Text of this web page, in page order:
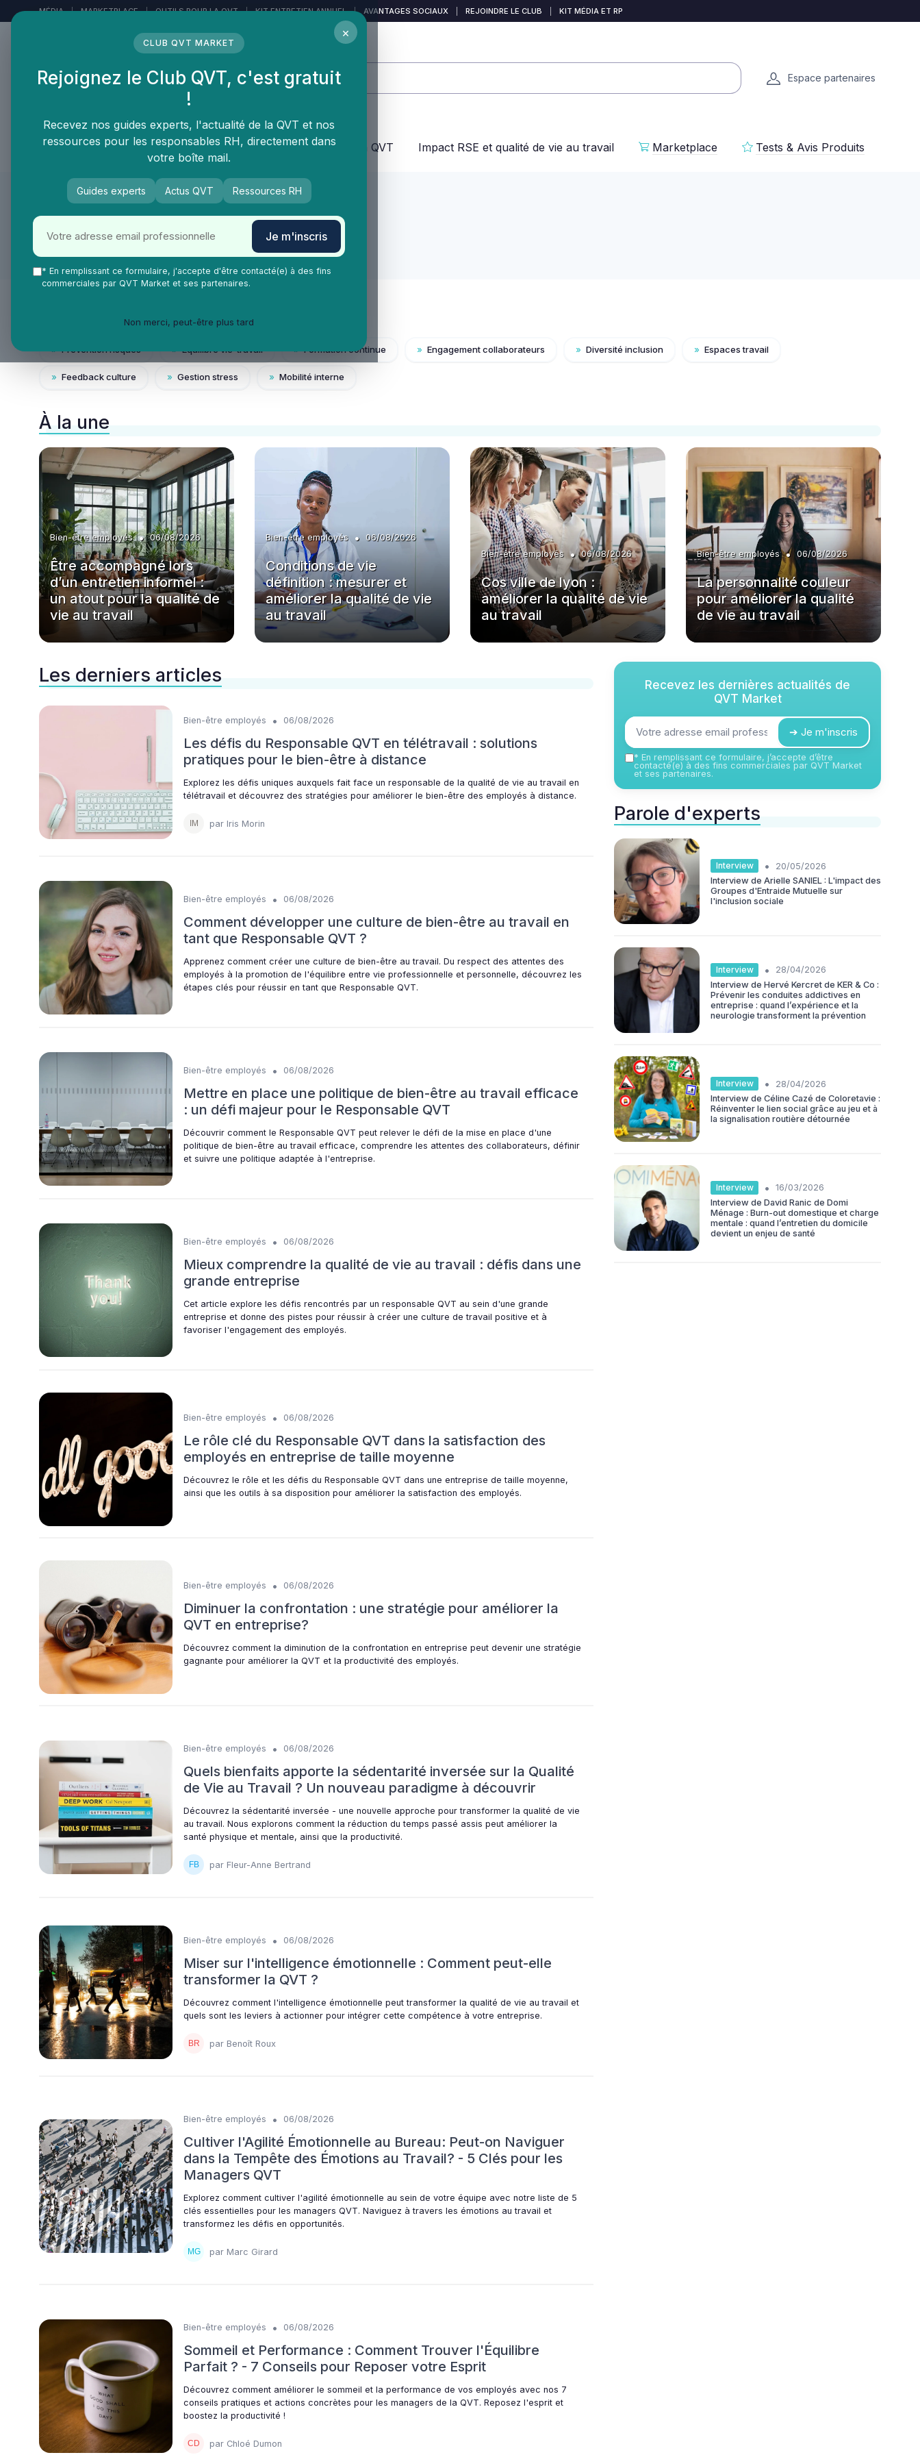
MÉDIA | MARKETPLACE | OUTILS POUR LA QVT | KIT ENTRETIEN ANNUEL | AVANTAGES SOCIAUX REJOINDRE LE CLUB KIT MÉDIA ET RP
LE MÉDIA DES
Espace partenaires
Vie Ma Vie dans la QVT Tendances QVT Enjeux dans la QVT Impact RSE et qualité de vie au travail Marketplace Tests & Avis Produits
QVT Market Enjeux dans la QVT
Blog
Bien-être employés
Accéder aux autres catégories Enjeux dans la QVT :
» Prévention risques » Équilibre vie-travail » Formation continue » Engagement collaborateurs » Diversité inclusion » Espaces travail
» Feedback culture » Gestion stress » Mobilité interne
À la une
Bien-être employés • 06/08/2026
Être accompagné lors
d’un entretien informel :
un atout pour la qualité de
vie au travail
Bien-être employés • 06/08/2026
Conditions de vie
définition : mesurer et
améliorer la qualité de vie
au travail
Bien-être employés • 06/08/2026
Cos ville de lyon :
améliorer la qualité de vie
au travail
Bien-être employés • 06/08/2026
La personnalité couleur
pour améliorer la qualité
de vie au travail
Les derniers articles
Bien-être employés • 06/08/2026
Les défis du Responsable QVT en télétravail : solutions
pratiques pour le bien-être à distance
Explorez les défis uniques auxquels fait face un responsable de la qualité de vie au travail en
télétravail et découvrez des stratégies pour améliorer le bien-être des employés à distance.
par Iris Morin
Bien-être employés • 06/08/2026
Comment développer une culture de bien-être au travail en
tant que Responsable QVT ?
Apprenez comment créer une culture de bien-être au travail. Du respect des attentes des
employés à la promotion de l'équilibre entre vie professionnelle et personnelle, découvrez les
étapes clés pour réussir en tant que Responsable QVT.
Bien-être employés • 06/08/2026
Mettre en place une politique de bien-être au travail efficace
: un défi majeur pour le Responsable QVT
Découvrir comment le Responsable QVT peut relever le défi de la mise en place d'une
politique de bien-être au travail efficace, comprendre les attentes des collaborateurs, définir
et suivre une politique adaptée à l'entreprise.
Bien-être employés • 06/08/2026
Mieux comprendre la qualité de vie au travail : défis dans une
grande entreprise
Cet article explore les défis rencontrés par un responsable QVT au sein d'une grande
entreprise et donne des pistes pour réussir à créer une culture de travail positive et à
favoriser l'engagement des employés.
Bien-être employés • 06/08/2026
Le rôle clé du Responsable QVT dans la satisfaction des
employés en entreprise de taille moyenne
Découvrez le rôle et les défis du Responsable QVT dans une entreprise de taille moyenne,
ainsi que les outils à sa disposition pour améliorer la satisfaction des employés.
Bien-être employés • 06/08/2026
Diminuer la confrontation : une stratégie pour améliorer la
QVT en entreprise?
Découvrez comment la diminution de la confrontation en entreprise peut devenir une stratégie
gagnante pour améliorer la QVT et la productivité des employés.
Bien-être employés • 06/08/2026
Quels bienfaits apporte la sédentarité inversée sur la Qualité
de Vie au Travail ? Un nouveau paradigme à découvrir
Découvrez la sédentarité inversée - une nouvelle approche pour transformer la qualité de vie
au travail. Nous explorons comment la réduction du temps passé assis peut améliorer la
santé physique et mentale, ainsi que la productivité.
par Fleur-Anne Bertrand
Bien-être employés • 06/08/2026
Miser sur l'intelligence émotionnelle : Comment peut-elle
transformer la QVT ?
Découvrez comment l'intelligence émotionnelle peut transformer la qualité de vie au travail et
quels sont les leviers à actionner pour intégrer cette compétence à votre entreprise.
par Benoît Roux
Bien-être employés • 06/08/2026
Cultiver l'Agilité Émotionnelle au Bureau: Peut-on Naviguer
dans la Tempête des Émotions au Travail? - 5 Clés pour les
Managers QVT
Explorez comment cultiver l'agilité émotionnelle au sein de votre équipe avec notre liste de 5
clés essentielles pour les managers QVT. Naviguez à travers les émotions au travail et
transformez les défis en opportunités.
par Marc Girard
Bien-être employés • 06/08/2026
Sommeil et Performance : Comment Trouver l'Équilibre
Parfait ? - 7 Conseils pour Reposer votre Esprit
Découvrez comment améliorer le sommeil et la performance de vos employés avec nos 7
conseils pratiques et actions concrètes pour les managers de la QVT. Reposez l'esprit et
boostez la productivité !
par Chloé Dumon
Recevez les dernières actualités de
QVT Market
➔ Je m'inscris
* En remplissant ce formulaire, j’accepte d’être
contacté(e) à des fins commerciales par QVT Market
et ses partenaires.
Parole d'experts
Interview •
20/05/2026
Interview de Arielle SANIEL : L'impact des
Groupes d'Entraide Mutuelle sur
l'inclusion sociale
Interview •
28/04/2026
Interview de Hervé Kercret de KER & Co :
Prévenir les conduites addictives en
entreprise : quand l’expérience et la
neurologie transforment la prévention
Interview •
28/04/2026
Interview de Céline Cazé de Coloretavie :
Réinventer le lien social grâce au jeu et à
la signalisation routière détournée
Interview •
16/03/2026
Interview de David Ranic de Domi
Ménage : Burn-out domestique et charge
mentale : quand l’entretien du domicile
devient un enjeu de santé
×
CLUB QVT MARKET
Rejoignez le Club QVT, c'est gratuit
!
Recevez nos guides experts, l'actualité de la QVT et nos
ressources pour les responsables RH, directement dans
votre boîte mail.
Guides experts Actus QVT Ressources RH
Je m'inscris
* En remplissant ce formulaire, j'accepte d'être contacté(e) à des fins
commerciales par QVT Market et ses partenaires.
Non merci, peut-être plus tard
Panneau de gestion des cookies